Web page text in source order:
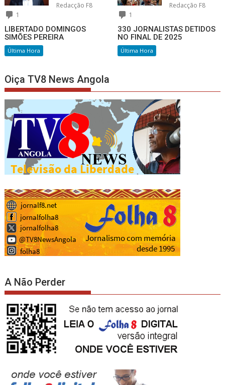
Redacção F8
1
LIBERTADO DOMINGOS
SIMÕES PEREIRA
Última Hora
Redacção F8
1
330 JORNALISTAS DETIDOS
NO FINAL DE 2025
Última Hora
Oiça TV8 News Angola
A Não Perder